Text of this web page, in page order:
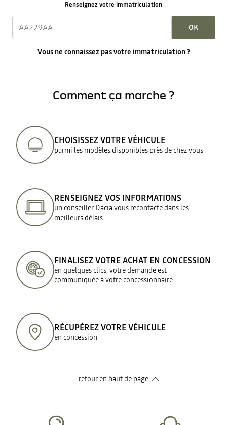
Renseignez votre immatriculation
OK
Vous ne connaissez pas votre immatriculation ?
Comment ça marche ?
CHOISISSEZ VOTRE VÉHICULE
parmi les modèles disponibles près de chez vous
RENSEIGNEZ VOS INFORMATIONS
un conseiller Dacia vous recontacte dans les
meilleurs délais
FINALISEZ VOTRE ACHAT EN CONCESSION
en quelques clics, votre demande est
communiquée à votre concessionnaire
RÉCUPÉREZ VOTRE VÉHICULE
en concession
retour en haut de page​